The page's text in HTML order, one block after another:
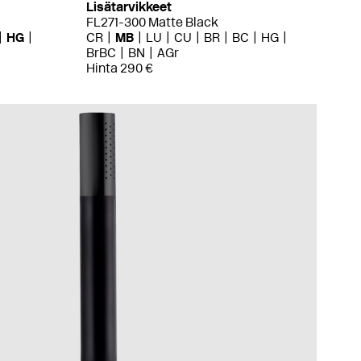
HG
Lisätarvikkeet
FL271-300 Matte Black
CR
MB LU CU BR BC
HG
BrBC
BN
AGr
Hinta 290 €